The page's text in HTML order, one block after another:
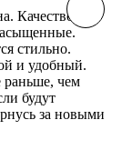
Качество
стильно.
и удобный.
раньше, чем
будут
за новыми